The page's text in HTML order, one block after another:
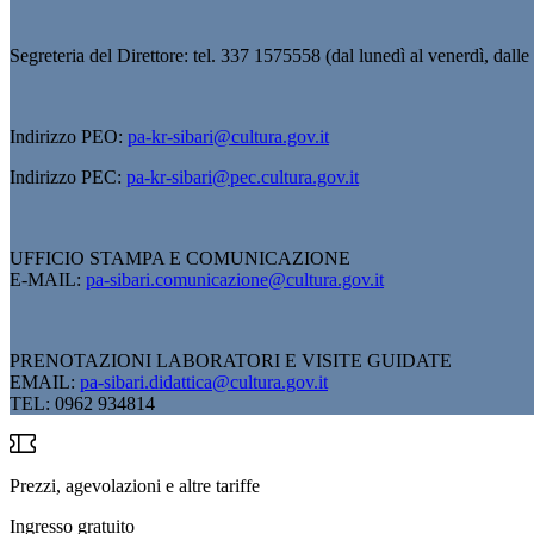
Segreteria del Direttore: tel. 337 1575558 (dal lunedì al venerdì,
Indirizzo PEO: pa-kr-sibari@cultura.gov.it
Indirizzo PEC: pa-kr-sibari@pec.cultura.gov.it
UFFICIO STAMPA E COMUNICAZIONE
E-MAIL: pa-sibari.comunicazione@cultura.gov.it
PRENOTAZIONI LABORATORI E VISITE GUIDATE
EMAIL: pa-sibari.didattica@cultura.gov.it
TEL: 0962 934814
Prezzi, agevolazioni e altre tariffe
Ingresso gratuito